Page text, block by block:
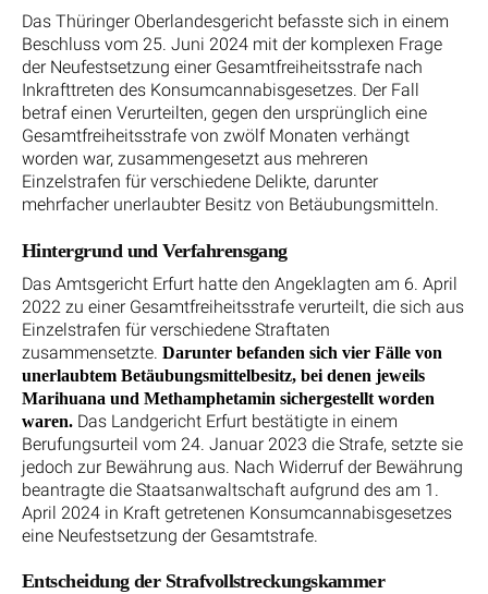
Das Thüringer Oberlandesgericht befasste sich in einem
Beschluss vom 25. Juni 2024 mit der komplexen Frage
der Neufestsetzung einer Gesamtfreiheitsstrafe nach
Inkrafttreten des Konsumcannabisgesetzes. Der Fall
betraf einen Verurteilten, gegen den ursprünglich eine
Gesamtfreiheitsstrafe von zwölf Monaten verhängt
worden war, zusammengesetzt aus mehreren
Einzelstrafen für verschiedene Delikte, darunter
mehrfacher unerlaubter Besitz von Betäubungsmitteln.
Hintergrund und Verfahrensgang
Das Amtsgericht Erfurt hatte den Angeklagten am 6. April
2022 zu einer Gesamtfreiheitsstrafe verurteilt, die sich aus
Einzelstrafen für verschiedene Straftaten
zusammensetzte. Darunter befanden sich vier Fälle von
unerlaubtem Betäubungsmittelbesitz, bei denen jeweils
Marihuana und Methamphetamin sichergestellt worden
waren. Das Landgericht Erfurt bestätigte in einem
Berufungsurteil vom 24. Januar 2023 die Strafe, setzte sie
jedoch zur Bewährung aus. Nach Widerruf der Bewährung
beantragte die Staatsanwaltschaft aufgrund des am 1.
April 2024 in Kraft getretenen Konsumcannabisgesetzes
eine Neufestsetzung der Gesamtstrafe.
Entscheidung der Strafvollstreckungskammer